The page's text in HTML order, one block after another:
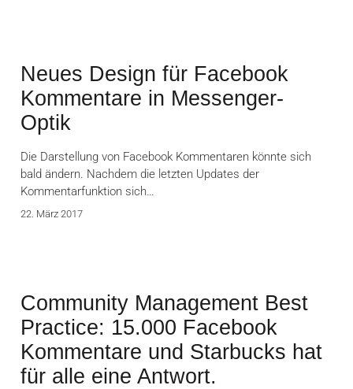
Neues Design für Facebook
Kommentare in Messenger-
Optik
Die Darstellung von Facebook Kommentaren könnte sich
bald ändern. Nachdem die letzten Updates der
Kommentarfunktion sich…
22. März 2017
Community Management Best
Practice: 15.000 Facebook
Kommentare und Starbucks hat
für alle eine Antwort.